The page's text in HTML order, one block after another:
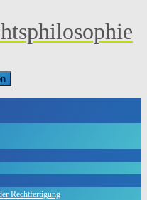
Rechtfertigung